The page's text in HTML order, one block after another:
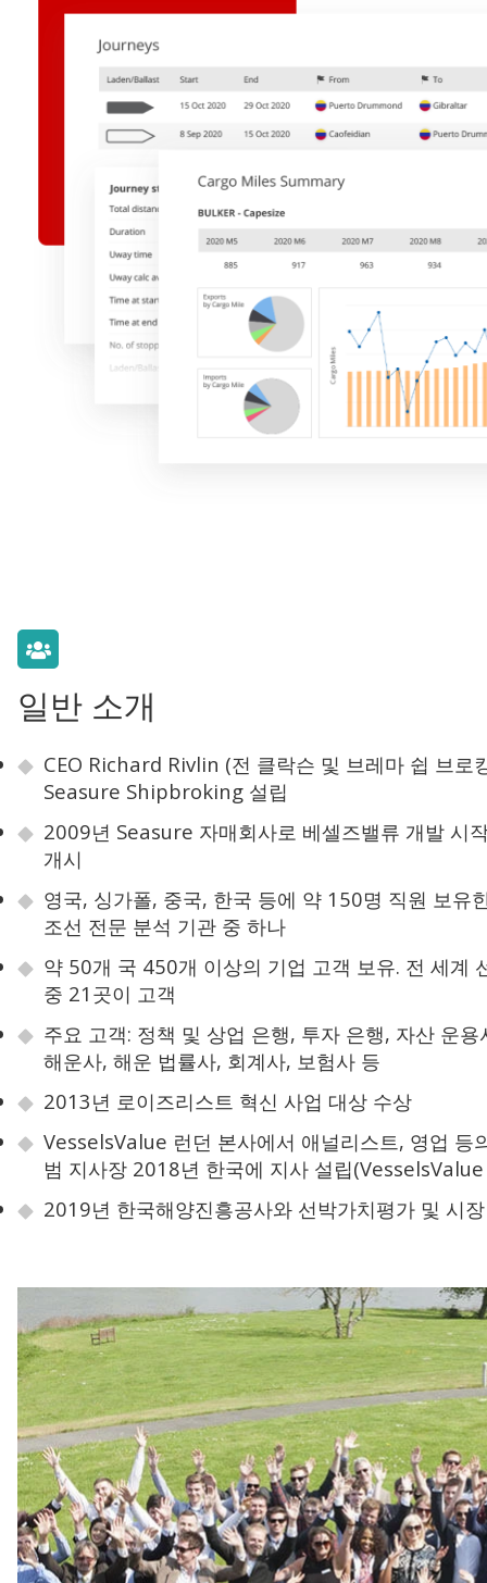
일반 소개
CEO Richard Rivlin (전 클락슨 및 브레마 쉽 브로
Seasure Shipbroking 설립
2009년 Seasure 자매회사로 베셀즈밸류 개발 시
개시
영국, 싱가폴, 중국, 한국 등에 약 150명 직원 보유
조선 전문 분석 기관 중 하나
약 50개 국 450개 이상의 기업 고객 보유. 전 세계
중 21곳이 고객
주요 고객: 정책 및 상업 은행, 투자 은행, 자산 운
해운사, 해운 법률사, 회계사, 보험사 등
2013년 로이즈리스트 혁신 사업 대상 수상
VesselsValue 런던 본사에서 애널리스트, 영업 등
범 지사장 2018년 한국에 지사 설립
2019년 한국해양진흥공사와 선박가치평가 및 시